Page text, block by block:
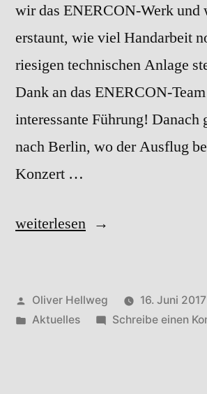
wir das ENERCON-Werk und
erstaunt, wie viel Handarbeit
riesigen technischen Anlage
Dank an das ENERCON-
interessante Führung! Danach
nach Berlin, wo der Ausflug
Konzert …
„05/2017“
weiterlesen
Veröffentlicht
von
Oliver Hellweg
16. Juni 2017
Veröffentlicht
Aktuelles Schreibe einen